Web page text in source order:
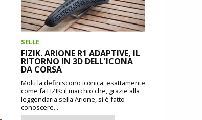
SELLE
FIZIK. ARIONE R1 ADAPTIVE, IL
RITORNO IN 3D DELL'ICONA
DA CORSA
Molti la definiscono iconica, esattamente
come fa FIZIK: il marchio che, grazie alla
leggendaria sella Arione, si è fatto
conoscere...